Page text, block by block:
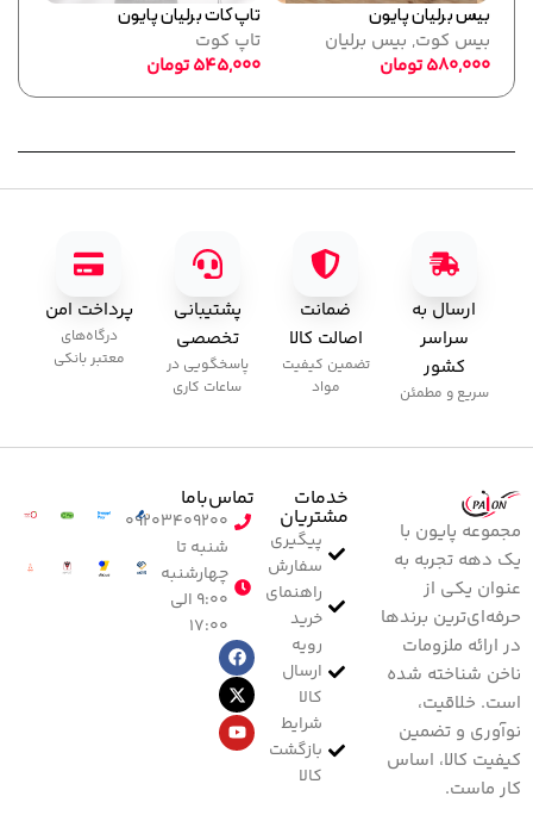
بیس برلیان پایون
بیس کوت, بیس برلیان
580,000تومان
تاپ کات برلیان پایون
تاپ کوت
545,000تومان
ارسال به
سراسر
کشور
سریع و مطمئن
ضمانت
اصالت کالا
تضمین کیفیت
مواد
پشتیبانی
تخصصی
پاسخگویی در
ساعات کاری
پرداخت امن
درگاه‌های
معتبر بانکی
مجموعه پایون با
یک دهه تجربه به
عنوان یکی از
حرفه‌ای‌ترین برندها
در ارائه ملزومات
ناخن شناخته شده
است. خلاقیت،
نوآوری و تضمین
کیفیت کالا، اساس
کار ماست.
خدمات
مشتریان
پیگیری
سفارش
راهنمای
خرید
رویه
ارسال
کالا
شرایط
بازگشت
کالا
تماس‌با‌ما
۰۹۲۰۳۴۰۹۲۰۰
شنبه تا
چهارشنبه
۹:۰۰ الی
۱۷:۰۰